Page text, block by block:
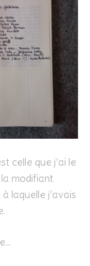
celle que j’ai le
modifiant
laquelle j’avais